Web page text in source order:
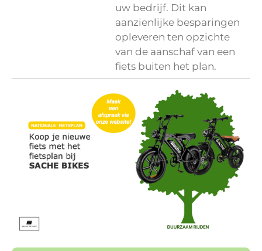
uw bedrijf. Dit kan
aanzienlijke besparingen
opleveren ten opzichte
van de aanschaf van een
fiets buiten het plan.